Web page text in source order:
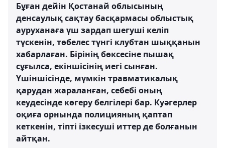
Бұған дейін Қостанай облысының
денсаулық сақтау басқармасы облыстық
ауруханаға үш зардап шегуші келіп
түскенін, төбелес түнгі клубтан шыққанын
хабарлаған. Бірінің бөксесіне пышақ
сұғылса, екіншісінің иегі сынған.
Үшіншісінде, мүмкін травматикалық
қарудан жараланған, себебі оның
кеудесінде көгеру белгілері бар. Куәгерлер
оқиға орнында полицияның қаптап
кеткенін, тіпті ізкесуші иттер де болғанын
айтқан.